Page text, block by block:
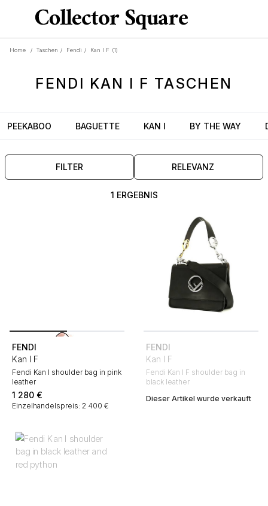
Home / Taschen / Fendi / Kan I F (1)
FENDI KAN I F TASCHEN
PEEKABOO BAGUETTE KAN I BY THE WAY
FILTER RELEVANZ
1 ERGEBNIS
FENDI
Kan I F
Fendi Kan I shoulder bag in pink
leather
1 280 €
Einzelhandelspreis: 2 400 €
FENDI
Kan I F
Fendi Kan I F shoulder bag in
black leather
Dieser Artikel wurde verkauft